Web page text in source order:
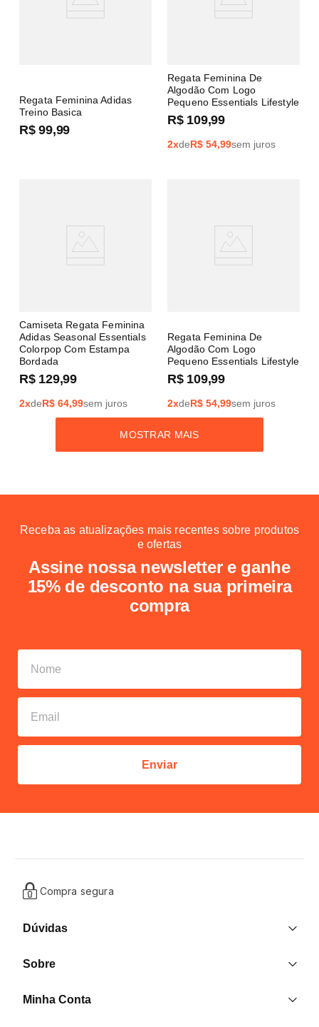
Regata Feminina Adidas
Treino Basica
R$ 99,99
Regata Feminina De
Algodão Com Logo
Pequeno Essentials Lifestyle
R$ 109,99
2xdeR$ 54,99sem juros
Camiseta Regata Feminina
Adidas Seasonal Essentials
Colorpop Com Estampa
Bordada
R$ 129,99
2xdeR$ 64,99sem juros
Regata Feminina De
Algodão Com Logo
Pequeno Essentials Lifestyle
R$ 109,99
2xdeR$ 54,99sem juros
MOSTRAR MAIS
Receba as atualizações mais recentes sobre produtos
e ofertas
Assine nossa newsletter e ganhe
15% de desconto na sua primeira
compra
Enviar
Compra segura
Dúvidas
Contato
Sobre
Minha Conta